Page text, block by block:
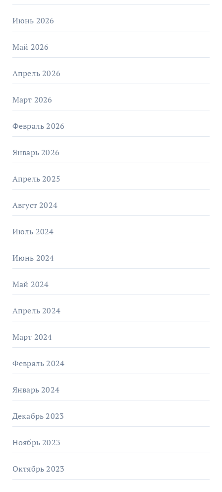
Июнь 2026
Май 2026
Апрель 2026
Март 2026
Февраль 2026
Январь 2026
Апрель 2025
Август 2024
Июль 2024
Июнь 2024
Май 2024
Апрель 2024
Март 2024
Февраль 2024
Январь 2024
Декабрь 2023
Ноябрь 2023
Октябрь 2023